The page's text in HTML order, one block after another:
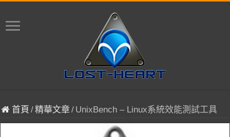
首頁 /精華文章/ UnixBench – Linux系統效能測試工具